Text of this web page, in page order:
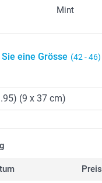
Mint
eine Grösse (42 - 46)
Preis